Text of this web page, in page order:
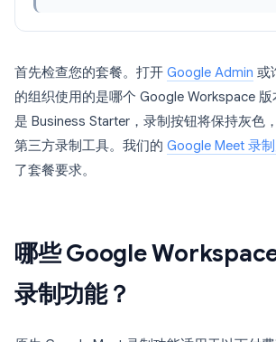
首先检查您的套餐。打开 Google Admin 或
的组织使用的是哪个 Google Workspace
是 Business Starter，录制按钮将保持灰色
第三方录制工具。我们的 Google Meet 录
了套餐要求。
哪些 Google
录制功能？